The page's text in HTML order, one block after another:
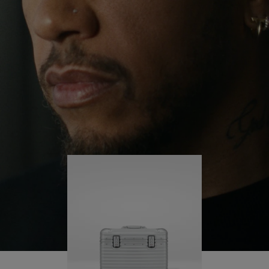
OP
OM
AF
TE
SPELEN
UITGESCHAKELD.
DRUK
HIER
OM
HET
DEMPEN
OP
ervaringen over de hele wereld blijft hij zichzelf
uitdagen en gaandeweg meer leren.
Zijn RIMOWA Original Pilot begeleidt hem bij elke
stap van zijn reis - elk spoor op zijn koffer vertelt
een verhaal over waar hij is geweest en wat hij